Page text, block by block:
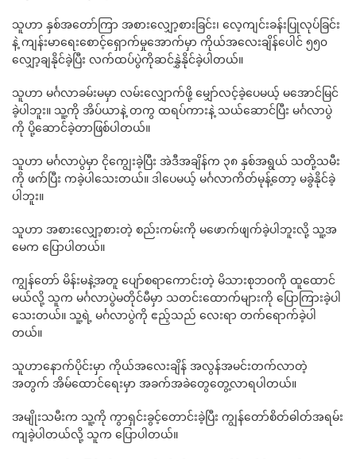
သူဟာ နှစ်အတော်ကြာ အစားလျှော့စားခြင်း၊ လေ့ကျင်းခန်းပြုလုပ်ခြင်း
နဲ့ ကျန်းမာရေးစောင့်ရှောက်မှုအောက်မှာ ကိုယ်အလေးချိန်ပေါင် ၅၅၀
လျှော့ချနိုင်ခဲ့ပြီး လက်ထပ်ပွဲကိုဆင်နွှဲနိုင်ခဲ့ပါတယ်။
သူဟာ မင်္ဂလာခမ်းမမှာ လမ်းလျှောက်ဖို့ မျှော်လင့်ခဲ့ပေမယ့် မအောင်မြင်
ခဲ့ပါဘူး။ သူ့ကို အိပ်ယာနဲ့ တကွ ထရပ်ကားနဲ့ သယ်ဆောင်ပြီး မင်္ဂလာပွဲ
ကို ပို့ဆောင်ခဲ့တာဖြစ်ပါတယ်။
သူဟာ မင်္ဂလာပွဲမှာ ငိုကျွေးခဲ့ပြီး အဲဒီအချိန်က ၃၈ နှစ်အရွယ် သတို့သမီး
ကို ဖက်ပြီး ကခဲ့ပါသေးတယ်။ ဒါပေမယ့် မင်္ဂလာကိတ်မုန့်တော့ မခွဲနိုင်ခဲ့
ပါဘူး။
သူဟာ အစားလျှော့စားတဲ့ စည်းကမ်းကို မဖောက်ဖျက်ခဲ့ပါဘူးလို့ သူ့အ
မေက ပြောပါတယ်။
ကျွန်တော် မိန်းမနဲ့အတူ ပျော်စရာကောင်းတဲ့ မိသားစုဘ၀ကို ထူထောင်
မယ်လို့ သူက မင်္ဂလာပွဲမတိုင်မီမှာ သတင်းထောက်များကို ပြောကြားခဲ့ပါ
သေးတယ်။ သူ့ရဲ့ မင်္ဂလာပွဲကို ဧည့်သည် လေးရာ တက်ရောက်ခဲ့ပါ
တယ်။
သူဟာနောက်ပိုင်းမှာ ကိုယ်အလေးချိန် အလွန်အမင်းတက်လာတဲ့
အတွက် အိမ်ထောင်ရေးမှာ အခက်အခဲတွေတွေ့လာရပါတယ်။
အမျိုးသမီးက သူ့ကို ကွာရှင်းခွင့်တောင်းခဲ့ပြီး ကျွန်တော်စိတ်ဓါတ်အရမ်း
ကျခဲ့ပါတယ်လို့ သူက ပြောပါတယ်။